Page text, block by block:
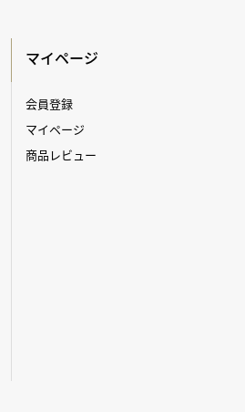
マイページ
会員登録
マイページ
商品レビュー